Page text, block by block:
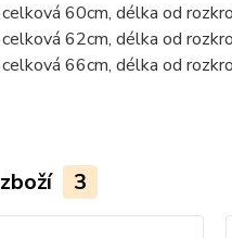
60cm, délka od
62cm, délka od
66cm, délka od
3